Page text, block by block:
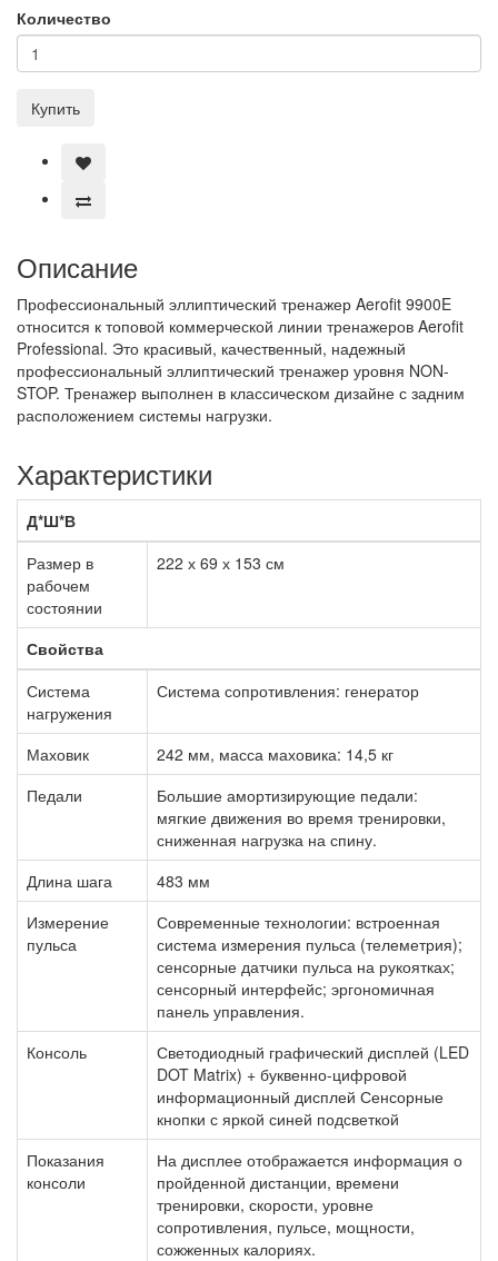
Количество
Купить
Описание
Профессиональный эллиптический тренажер Aerofit 9900E
относится к топовой коммерческой линии тренажеров Aerofit
Professional. Это красивый, качественный, надежный
профессиональный эллиптический тренажер уровня NON-
STOP. Тренажер выполнен в классическом дизайне с задним
расположением системы нагрузки.
Характеристики
Д*Ш*В
Размер в
рабочем
состоянии
222 х 69 х 153 см
Свойства
Система
нагружения
Система сопротивления: генератор
Маховик
242 мм, масса маховика: 14,5 кг
Педали
Большие амортизирующие педали:
мягкие движения во время тренировки,
сниженная нагрузка на спину.
Длина шага
483 мм
Измерение
пульса
Современные технологии: встроенная
система измерения пульса (телеметрия);
сенсорные датчики пульса на рукоятках;
сенсорный интерфейс; эргономичная
панель управления.
Консоль
Светодиодный графический дисплей (LED
DOT Matrix) + буквенно-цифровой
информационный дисплей Сенсорные
кнопки с яркой синей подсветкой
Показания
консоли
На дисплее отображается информация о
пройденной дистанции, времени
тренировки, скорости, уровне
сопротивления, пульсе, мощности,
сожженных калориях.